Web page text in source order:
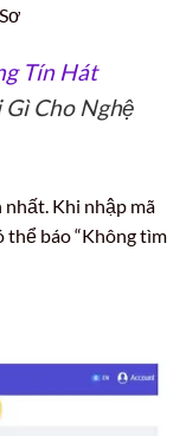
Tín Hát
Cho Nghệ
Khi nhập mã
thể báo “Không tìm